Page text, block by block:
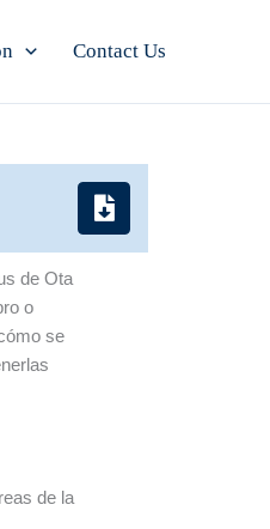
Contact Us
de Ota
o
se
de la